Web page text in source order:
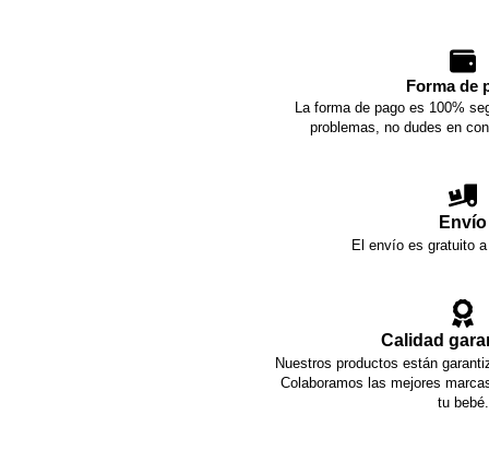
Forma de
La forma de pago es 100%
problemas, no dudes en
Envío
El envío es gratuito
Calidad
Nuestros productos están
Colaboramos las mejores
tu bebé.